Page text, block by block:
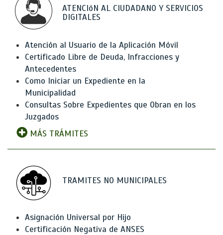
ATENCIóN AL CIUDADANO Y SERVICIOS
DIGITALES
Atención al Usuario de la Aplicación Móvil
Certificado Libre de Deuda, Infracciones y
Antecedentes
Como Iniciar un Expediente en la
Municipalidad
Consultas Sobre Expedientes que Obran en los
Juzgados
MÁS TRÁMITES
TRAMITES NO MUNICIPALES
Asignación Universal por Hijo
Certificación Negativa de ANSES